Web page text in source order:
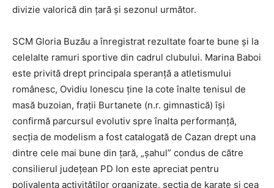
divizie valorică din ţară şi sezonul următor.
SCM Gloria Buzău a înregistrat rezultate foarte bune şi la
celelalte ramuri sportive din cadrul clubului. Marina Baboi
este privită drept principala speranţă a atletismului
românesc, Ovidiu Ionescu ţine la cote înalte tenisul de
masă buzoian, fraţii Burtanete (n.r. gimnastică) îşi
confirmă parcursul evolutiv spre înalta performanţă,
secţia de modelism a fost catalogată de Cazan drept una
dintre cele mai bune din ţară, „şahul” condus de către
consilierul judeţean PD Ion este apreciat pentru
polivalenţa activităţilor organizate, secţia de karate şi cea